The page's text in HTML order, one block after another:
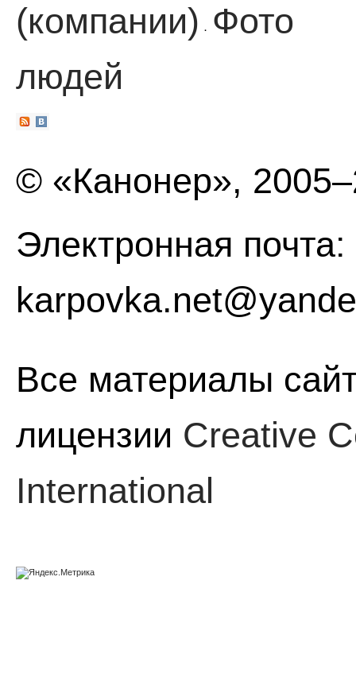
(компании)
·
Фото
людей
© «Канонер»,
Электронная почта:
Все материалы
лицензии Creative
International